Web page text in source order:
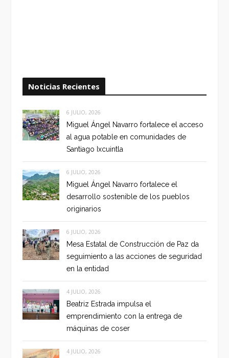
Noticias Recientes
6 JULIO, 2026
Miguel Ángel Navarro fortalece el acceso
al agua potable en comunidades de
Santiago Ixcuintla
6 JULIO, 2026
Miguel Ángel Navarro fortalece el
desarrollo sostenible de los pueblos
originarios
6 JULIO, 2026
Mesa Estatal de Construcción de Paz da
seguimiento a las acciones de seguridad
en la entidad
4 JULIO, 2026
Beatriz Estrada impulsa el
emprendimiento con la entrega de
máquinas de coser
4 JULIO, 2026